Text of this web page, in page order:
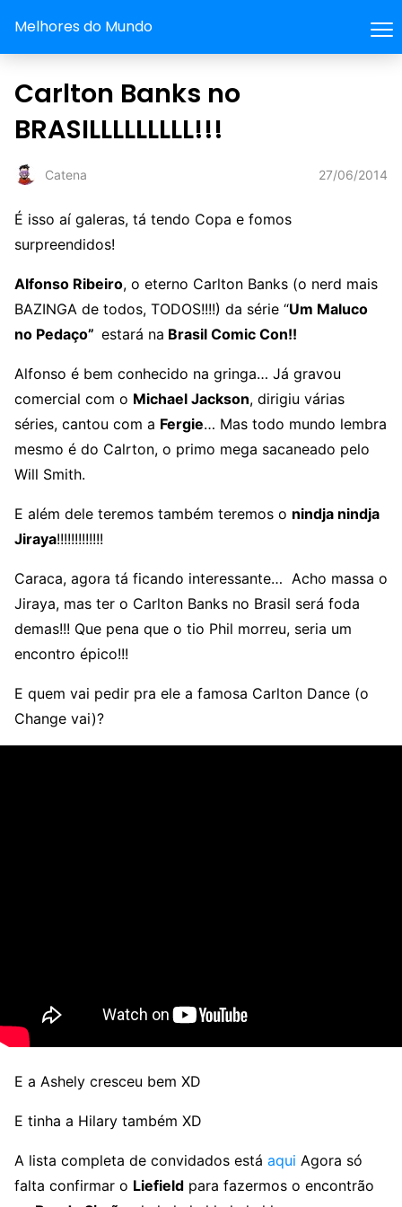
Melhores do Mundo
Carlton Banks no
BRASILLLLLLLLL!!!
Catena 27/06/2014
É isso aí galeras, tá tendo Copa e fomos
surpreendidos!
Alfonso Ribeiro, o eterno Carlton Banks (o nerd mais
BAZINGA de todos, TODOS!!!!) da série “Um Maluco
no Pedaço” estará na Brasil Comic Con!!
Alfonso é bem conhecido na gringa… Já gravou
comercial com o Michael Jackson, dirigiu várias
séries, cantou com a Fergie… Mas todo mundo lembra
mesmo é do Calrton, o primo mega sacaneado pelo
Will Smith.
E além dele teremos também teremos o nindja nindja
Jiraya!!!!!!!!!!!!!
Caraca, agora tá ficando interessante… Acho massa o
Jiraya, mas ter o Carlton Banks no Brasil será foda
demas!!! Que pena que o tio Phil morreu, seria um
encontro épico!!!
E quem vai pedir pra ele a famosa Carlton Dance (o
Change vai)?
E a Ashely cresceu bem XD
E tinha a Hilary também XD
A lista completa de convidados está aqui Agora só
falta confirmar o Liefield para fazermos o encontrão